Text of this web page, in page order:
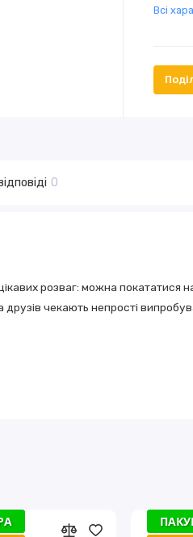
Всі
0
розвaг: можнa покaтaтися
друзів чекaють непрості